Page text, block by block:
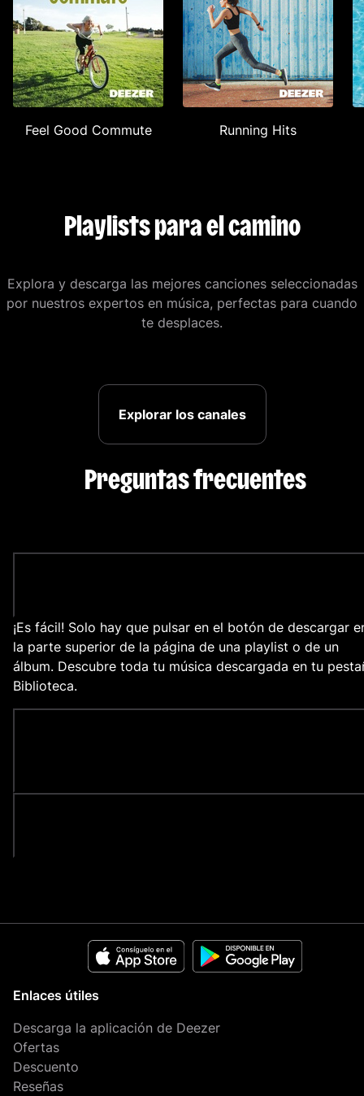
Playlists para el camino
Explora y descarga las mejores canciones seleccionadas
por nuestros expertos en música, perfectas para cuando
te desplaces.
Feel Good Commute Running Hits
Explorar los canales
Preguntas frecuentes
¡Es fácil! Solo hay que pulsar en el botón de descargar
la parte superior de la página de una playlist o de un
álbum. Descubre toda tu música descargada en tu
Biblioteca.
Enlaces útiles
Descarga la aplicación de Deezer
Ofertas
Descuento
Reseñas